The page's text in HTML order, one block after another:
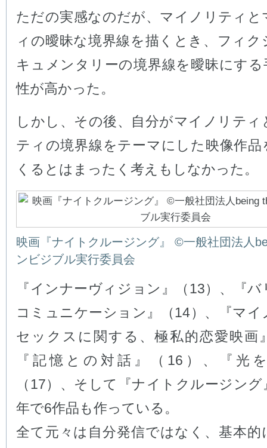
ただの実感なのだが、マイノリティと
ィの曖昧な境界線を描くとき、フィク
キュメンタリーの境界線を曖昧にする
性が高かった。
しかし、その後、自分がマイノリティ
ティの境界線をテーマにした映像作品
くるとはまったく考えもしなかった。
映画『ナイトクルージング』 ©一般社団法人
ンビジブル実行委員会
『インナーヴィジョン』（13）、『
コミュニケーション』（14）、『マイ
セックスに関する、極私的恋愛映画
『記憶との対話』（16）、『光
（17）、そして『ナイトクルージン
年で6作品も作っている。
全て元々は自分発信ではなく、基本的